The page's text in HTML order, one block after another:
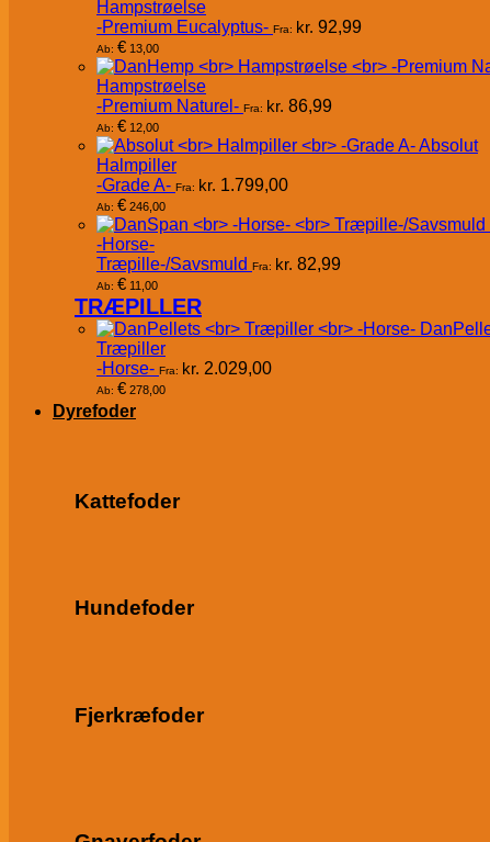
Hampstrøelse
-Premium Eucalyptus- Fra: kr. 92,99
Ab: € 13,00
Hampstrøelse
-Premium Naturel- Fra: kr. 86,99
Ab: € 12,00
Absolut
Halmpiller
-Grade A- Fra: kr. 1.799,00
Ab: € 246,00
-Horse-
Træpille-/Savsmuld Fra: kr. 82,99
Ab: € 11,00
TRÆPILLER
Træpiller
-Horse- Fra: kr. 2.029,00
Ab: € 278,00
Dyrefoder
Kattefoder
Hundefoder
Fjerkræfoder